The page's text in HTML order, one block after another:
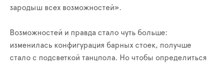
зародыш всех возможностей».
Возможностей и правда стало чуть больше:
изменилась конфигурация барных стоек, получше
стало с подсветкой танцпола. Но чтобы определиться